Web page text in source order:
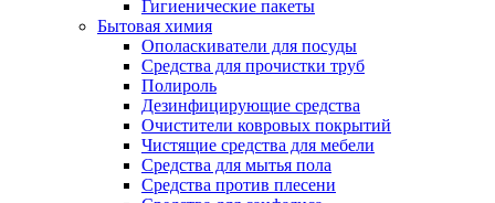
Гигиенические пакеты
Бытовая химия
Ополаскиватели для посуды
Средства для прочистки труб
Полироль
Дезинфицирующие средства
Очистители ковровых покрытий
Чистящие средства для мебели
Средства для мытья пола
Средства против плесени